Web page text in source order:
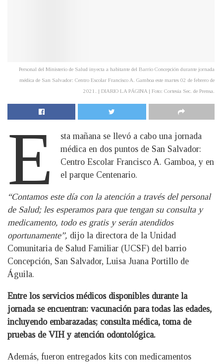
Personal del Ministerio de Salud inyecta a habitante del Barrio Concepción durante jornada
médica de San Salvador: Centro Escolar Francisco A. Gamboa este martes 02 de febrero de
2021. | DIARIO LA PÁGINA | Foto: Cortesía Sec. de Prensa.
E
sta mañana se llevó a cabo una jornada
médica en dos puntos de San Salvador:
Centro Escolar Francisco A. Gamboa, y en
el parque Centenario.
“Contamos este día con la atención a través del personal
de Salud; les esperamos para que tengan su consulta y
medicamento, todo es gratis y serán atendidos
oportunamente”, dijo la directora de la Unidad
Comunitaria de Salud Familiar (UCSF) del barrio
Concepción, San Salvador, Luisa Juana Portillo de
Águila.
Entre los servicios médicos disponibles durante la
jornada se encuentran: vacunación para todas las edades,
incluyendo embarazadas; consulta médica, toma de
pruebas de VIH y atención odontológica.
Además, fueron entregados kits con medicamentos